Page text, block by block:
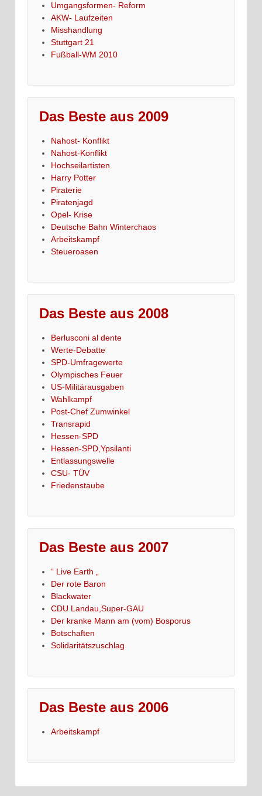
Umgangsformen- Reform
AKW- Laufzeiten
Misshandlung
Stuttgart 21
Fußball-WM 2010
Das Beste aus 2009
Nahost- Konflikt
Nahost-Konflikt
Hochseilartisten
Harry Potter
Piraterie
Piratenjagd
Opel- Krise
Deutsche Bahn Winterchaos
Arbeitskampf
Steueroasen
Das Beste aus 2008
Berlusconi al dente
Werte-Debatte
SPD-Umfragewerte
Olympisches Feuer
US-Militärausgaben
Wahlkampf
Post-Chef Zumwinkel
Transrapid
Hessen-SPD
Hessen-SPD,Ypsilanti
Entlassungswelle
CSU- TÜV
Friedenstaube
Das Beste aus 2007
“ Live Earth „
Der rote Baron
Blackwater
CDU Landau,Super-GAU
Der kranke Mann am (vom) Bosporus
Botschaften
Solidaritätszuschlag
Das Beste aus 2006
Arbeitskampf